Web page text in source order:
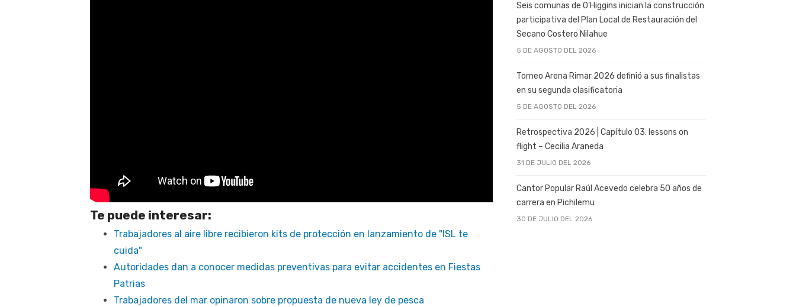
Te puede interesar:
Trabajadores al aire libre recibieron kits de protección en lanzamiento de "ISL te
cuida"
Autoridades dan a conocer medidas preventivas para evitar accidentes en Fiestas
Patrias
Trabajadores del mar opinaron sobre propuesta de nueva ley de pesca
Seis comunas de O’Higgins inician la construcción
participativa del Plan Local de Restauración del
Secano Costero Nilahue
5 DE AGOSTO DEL 2026
Torneo Arena Rimar 2026 definió a sus finalistas
en su segunda clasificatoria
5 DE AGOSTO DEL 2026
Retrospectiva 2026 | Capítulo 03: lessons on
flight – Cecilia Araneda
31 DE JULIO DEL 2026
Cantor Popular Raúl Acevedo celebra 50 años de
carrera en Pichilemu
30 DE JULIO DEL 2026